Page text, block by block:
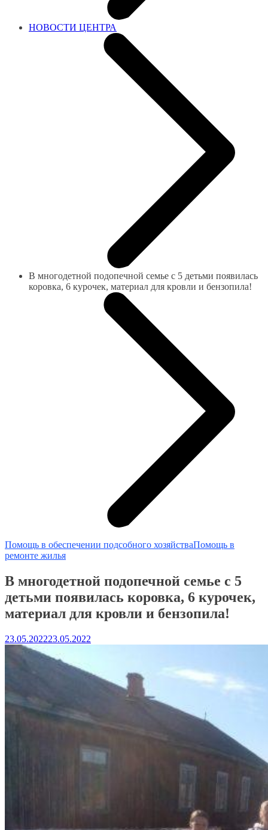
НОВОСТИ ЦЕНТРА
В многодетной подопечной семье с 5 детьми появилась
коровка, 6 курочек, материал для кровли и бензопила!
Помощь в обеспечении подсобного хозяйстваПомощь в
ремонте жилья
В многодетной подопечной семье с 5
детьми появилась коровка, 6 курочек,
материал для кровли и бензопила!
23.05.202223.05.2022